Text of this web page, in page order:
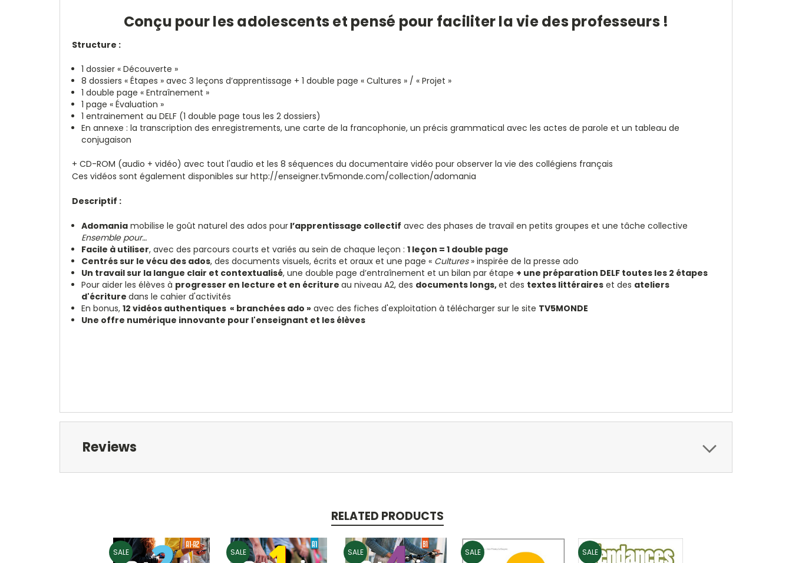
Conçu pour les adolescents et pensé pour faciliter la vie des professeurs !
Structure :
1 dossier « Découverte »
8 dossiers « Étapes » avec 3 leçons d’apprentissage + 1 double page « Cultures » / « Projet »
1 double page « Entraînement »
1 page « Évaluation »
1 entrainement au DELF (1 double page tous les 2 dossiers)
En annexe : la transcription des enregistrements, une carte de la francophonie, un précis grammatical avec les actes de parole et un tableau de
conjugaison
+ CD-ROM (audio + vidéo) avec tout l'audio et les 8 séquences du documentaire vidéo pour observer la vie des collégiens français
Ces vidéos sont également disponibles sur http://enseigner.tv5monde.com/collection/adomania
Descriptif :
Adomania mobilise le goût naturel des ados pour l’apprentissage collectif avec des phases de travail en petits groupes et une tâche collective
Ensemble pour…
Facile à utiliser, avec des parcours courts et variés au sein de chaque leçon :1 leçon = 1 double page
Centrés sur le vécu des ados, des documents visuels, écrits et oraux et une page « Cultures» inspirée de la presse ado
Un travail sur la langue clair et contextualisé, une double page d’entraînement et un bilan par étape + une préparation DELF toutes les 2 étapes
Pour aider les élèves à progresser en lecture et en écritureau niveau A2, des documents longs,et des textes littéraires et des ateliers
d'écrituredans le cahier d'activités
En bonus,12 vidéos authentiques « branchées ado » avec des fiches d'exploitation à télécharger sur le site TV5MONDE
Une offre numérique innovante pour l'enseignant et les élèves
Reviews
RELATED PRODUCTS
SALE SALE SALE SALE SALE